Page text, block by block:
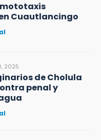
Cuautlancingo
2025
de Cholula
penal y